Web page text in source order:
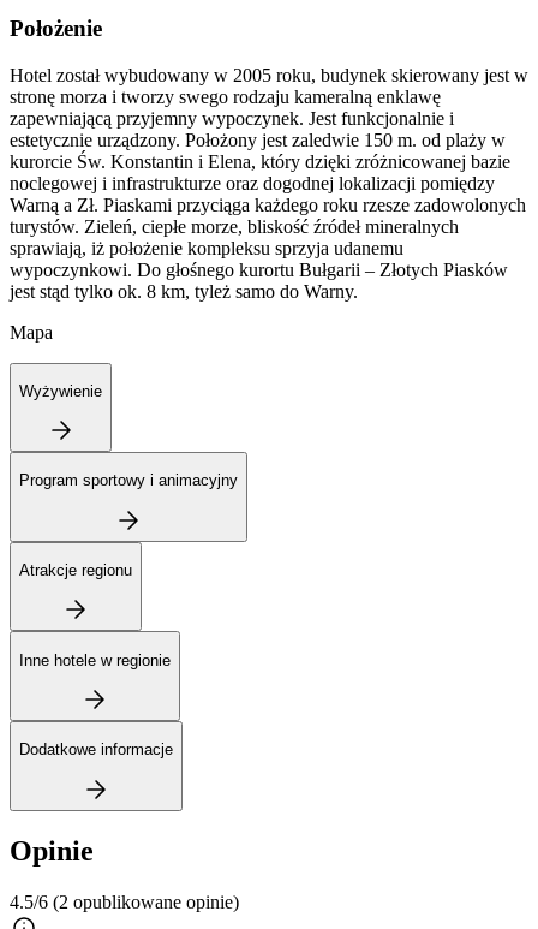
Położenie
Hotel został wybudowany w 2005 roku, budynek skierowany jest w
stronę morza i tworzy swego rodzaju kameralną enklawę
zapewniającą przyjemny wypoczynek. Jest funkcjonalnie i
estetycznie urządzony. Położony jest zaledwie 150 m. od plaży w
kurorcie Św. Konstantin i Elena, który dzięki zróżnicowanej bazie
noclegowej i infrastrukturze oraz dogodnej lokalizacji pomiędzy
Warną a Zł. Piaskami przyciąga każdego roku rzesze zadowolonych
turystów. Zieleń, ciepłe morze, bliskość źródeł mineralnych
sprawiają, iż położenie kompleksu sprzyja udanemu
wypoczynkowi. Do głośnego kurortu Bułgarii – Złotych Piasków
jest stąd tylko ok. 8 km, tyleż samo do Warny.
Mapa
Wyżywienie
Program sportowy i animacyjny
Atrakcje regionu
Inne hotele w regionie
Dodatkowe informacje
Opinie
4.5/6 (2 opublikowane opinie)